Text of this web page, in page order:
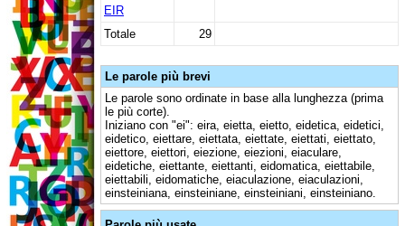
EIR
Totale 29
Le parole più brevi
Le parole sono ordinate in base alla lunghezza (prima
le più corte).
Iniziano con "ei": eira, eietta, eietto, eidetica, eidetici,
eidetico, eiettare, eiettata, eiettate, eiettati, eiettato,
eiettore, eiettori, eiezione, eiezioni, eiaculare,
eidetiche, eiettante, eiettanti, eidomatica, eiettabile,
eiettabili, eidomatiche, eiaculazione, eiaculazioni,
einsteiniana, einsteiniane, einsteiniani, einsteiniano.